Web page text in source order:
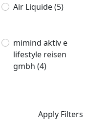
Air Liquide(5)
mimind aktiv e
lifestyle reisen
gmbh (4)
Apply Filters